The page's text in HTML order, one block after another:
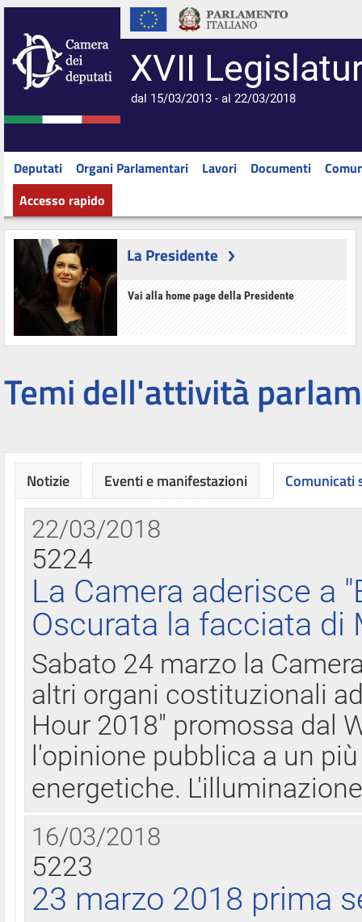
XVII
dal 15/03/2013 - al 22/03/2018
Deputati Organi Parlamentari Lavori Documenti
Accesso rapido
La Presidente
Vai alla home page della Presidente
Temi dell'attività
Notizie Eventi e manifestazioni Comunicati
22/03/2018
5224
La Camera aderisce a
Oscurata la facciata di
Sabato 24 marzo la
altri organi costituzionali
Hour 2018" promossa dal
l'opinione pubblica a un
energetiche.
16/03/2018
5223
23 marzo 2018 prima